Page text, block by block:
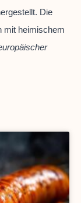
Die
mit heimischem